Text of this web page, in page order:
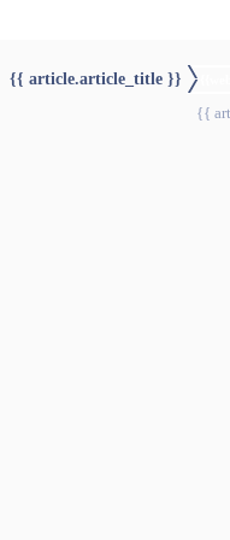
{{ article.article_title }}